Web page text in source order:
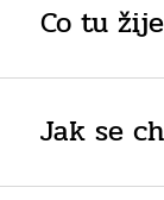
Co tu
Jak se